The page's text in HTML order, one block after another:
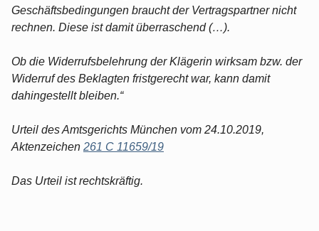
Geschäftsbedingungen braucht der Vertragspartner nicht
rechnen. Diese ist damit überraschend (…).
Ob die Widerrufsbelehrung der Klägerin wirksam bzw. der
Widerruf des Beklagten fristgerecht war, kann damit
dahingestellt bleiben.“
Urteil des Amtsgerichts München vom 24.10.2019,
Aktenzeichen 261 C 11659/19
Das Urteil ist rechtskräftig.